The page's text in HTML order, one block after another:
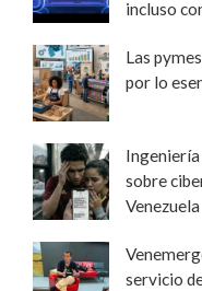
incluso
Las
por lo
sobre
Venezuela
servicio